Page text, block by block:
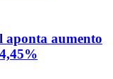
aponta aumento